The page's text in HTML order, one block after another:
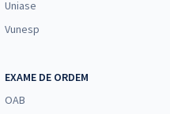
Uniase
Vunesp
EXAME DE ORDEM
OAB